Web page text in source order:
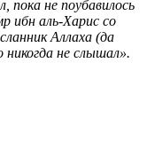
не поубавилось
ибн аль-Харис со
Аллаха (да
не слышал».